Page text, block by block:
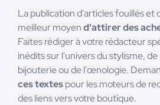
La publication d'articles fouillés et
meilleur moyend'attirer des
Faites rédiger à votre rédacteur
inédits sur l'univers du stylisme,
bijouterie ou de l'œnologie.
ces textespour les moteurs de
des liens vers votre boutique.